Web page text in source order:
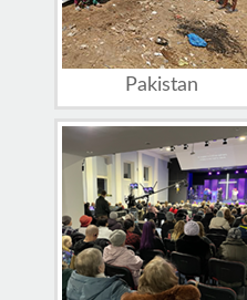
Pakistan